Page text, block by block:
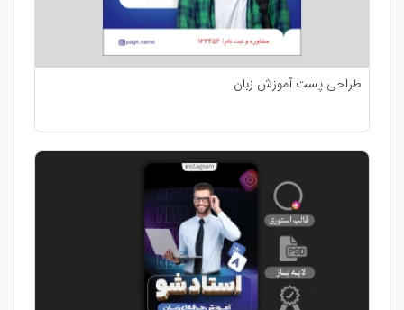
طراحی پست آموزش زبان